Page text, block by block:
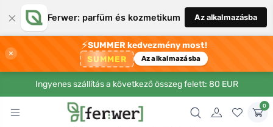
× Ferwer: parfüm és kozmetikum Az alkalmazásba
×
⚡SUMMER kedvezmény most!
SUMMER Az alkalmazásba
Ingyenes szállítás a következő összeg felett: 80 EUR
0